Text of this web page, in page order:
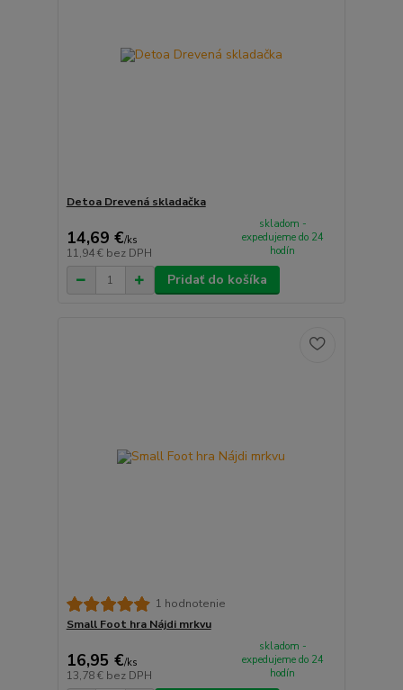
Detoa Drevená skladačka
14,69 €/ks
11,94 € bez DPH
skladom -
expedujeme do 24
hodín
Pridať do košíka
1 hodnotenie
Small Foot hra Nájdi mrkvu
16,95 €/ks
13,78 € bez DPH
skladom -
expedujeme do 24
hodín